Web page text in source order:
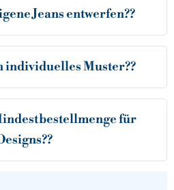
Jeans entwerfen??
individuelles Muster??
für